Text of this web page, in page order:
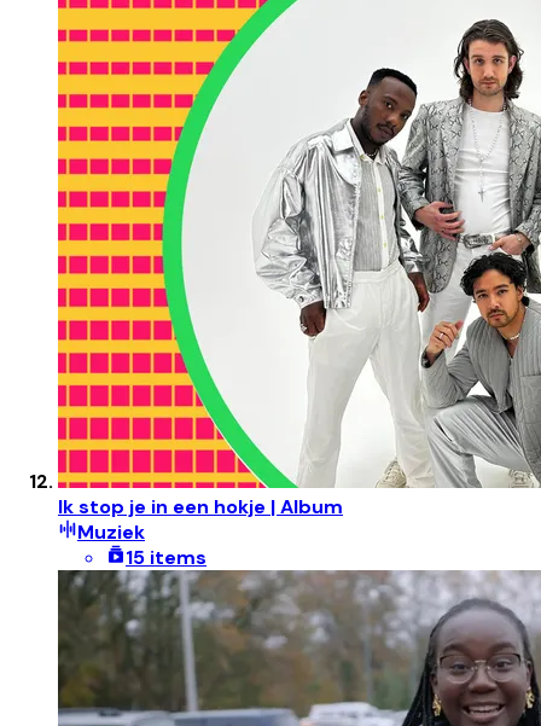
Ik stop je in een hokje | Album
Muziek
15 items